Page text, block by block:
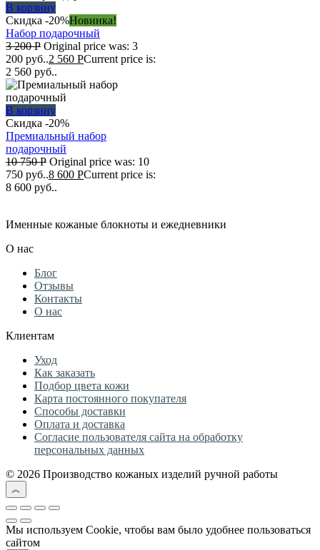
В корзину
Скидка -20%Новинка!
Набор подарочный
3 200Р Original price was: 3
200 руб..2 560 РCurrent price is:
2 560 руб..
В корзину
Скидка -20%
Премиальный набор
подарочный
10 750Р Original price was: 10
750 руб..8 600 РCurrent price is:
8 600 руб..
Именные кожаные блокноты и ежедневники
О нас
Блог
Отзывы
Контакты
О нас
Клиентам
Уход
Как заказать
Подбор цвета кожи
Карта постоянного покупателя
Способы доставки
Оплата и доставка
Согласие пользователя сайта на обработку
персональных данных
© 2026 Производство кожаных изделий ручной работы
Мы используем Cookie, чтобы вам было удобнее пользоваться
сайтом